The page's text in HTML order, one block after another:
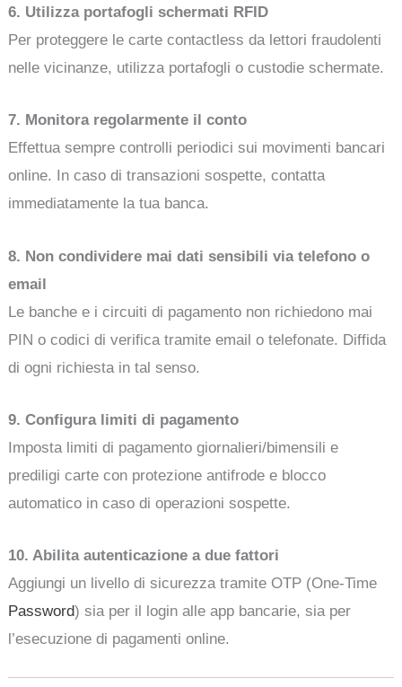
6. Utilizza portafogli schermati RFID
Per proteggere le carte contactless da lettori fraudolenti
nelle vicinanze, utilizza portafogli o custodie schermate.
7. Monitora regolarmente il conto
Effettua sempre controlli periodici sui movimenti bancari
online. In caso di transazioni sospette, contatta
immediatamente la tua banca.
8. Non condividere mai dati sensibili via telefono o
email
Le banche e i circuiti di pagamento non richiedono mai
PIN o codici di verifica tramite email o telefonate. Diffida
di ogni richiesta in tal senso.
9. Configura limiti di pagamento
Imposta limiti di pagamento giornalieri/bimensili e
prediligi carte con protezione antifrode e blocco
automatico in caso di operazioni sospette.
10. Abilita autenticazione a due fattori
Aggiungi un livello di sicurezza tramite OTP (One-Time
Password) sia per il login alle app bancarie, sia per
l’esecuzione di pagamenti online.